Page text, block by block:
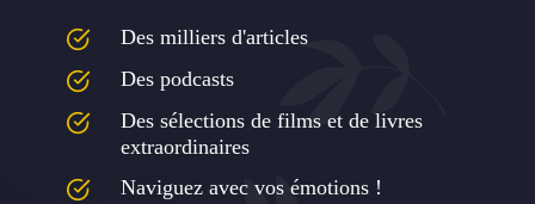
Des milliers d'articles
Des podcasts
Des sélections de films et de livres
extraordinaires
Naviguez avec vos émotions !